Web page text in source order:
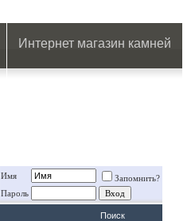
Интернет магазин камней
Имя
Запомнить?
Пароль
Поиск